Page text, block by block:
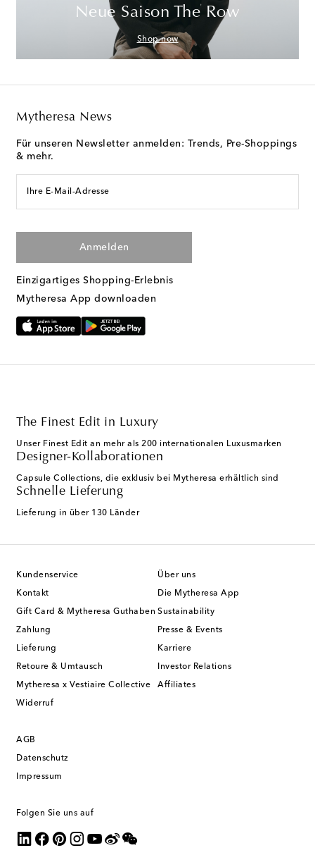
Neue Saison The Row
Shop now
Mytheresa News
Für unseren Newsletter anmelden: Trends, Pre-Shoppings
& mehr.
Ihre E-Mail-Adresse
Anmelden
Einzigartiges Shopping-Erlebnis
Mytheresa App downloaden
The Finest Edit in Luxury
Unser Finest Edit an mehr als 200 internationalen Luxusmarken
Designer-Kollaborationen
Capsule Collections, die exklusiv bei Mytheresa erhältlich sind
Schnelle Lieferung
Lieferung in über 130 Länder
Kundenservice
Kontakt
Gift Card & Mytheresa Guthaben
Zahlung
Lieferung
Retoure & Umtausch
Mytheresa x Vestiaire Collective
Widerruf
Über uns
Die Mytheresa App
Sustainability
Presse & Events
Karriere
Investor Relations
Affiliates
AGB
Datenschutz
Impressum
Folgen Sie uns auf